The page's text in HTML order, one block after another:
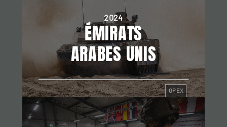
2024
ÉMIRATS
ARABES UNIS
OPEX